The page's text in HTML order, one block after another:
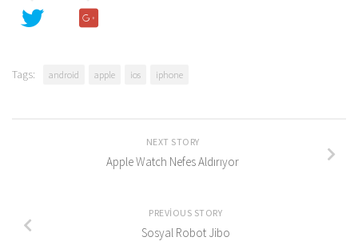
Tags: android apple ios iphone
NEXT STORY
Apple Watch Nefes Aldırıyor
PREVIOUS STORY
Sosyal Robot Jibo